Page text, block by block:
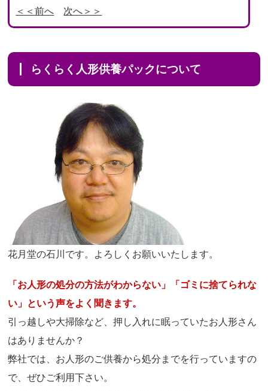
＜＜前へ 次へ＞＞
らくらく人形供養パックについて
花月堂の石川です。よろしくお願いいたします。
「お人形の処分の方法がわからない」「ゴミに捨てられな
い」という声をよく聞きます。
引っ越しや大掃除など、押し入れに眠っていたお人形さん
はありませんか？
弊社では、お人形のご供養から処分までを行っていますの
で、ぜひご利用下さい。